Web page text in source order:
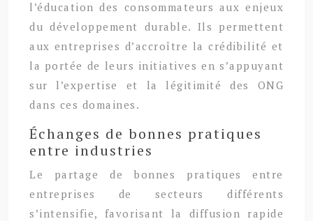
l’éducation des consommateurs aux enjeux
du développement durable. Ils permettent
aux entreprises d’accroître la crédibilité et
la portée de leurs initiatives en s’appuyant
sur l’expertise et la légitimité des ONG
dans ces domaines.
Échanges de bonnes pratiques
entre industries
Le partage de bonnes pratiques entre
entreprises de secteurs différents
s’intensifie, favorisant la diffusion rapide